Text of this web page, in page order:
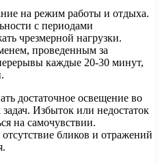
на режим работы и отдыха.
с периодами
чрезмерной нагрузки.
проведенным за
каждые 20-30 минут,
достаточное освещение во
Избыток или недостаток
на самочувствии.
бликов и отражений